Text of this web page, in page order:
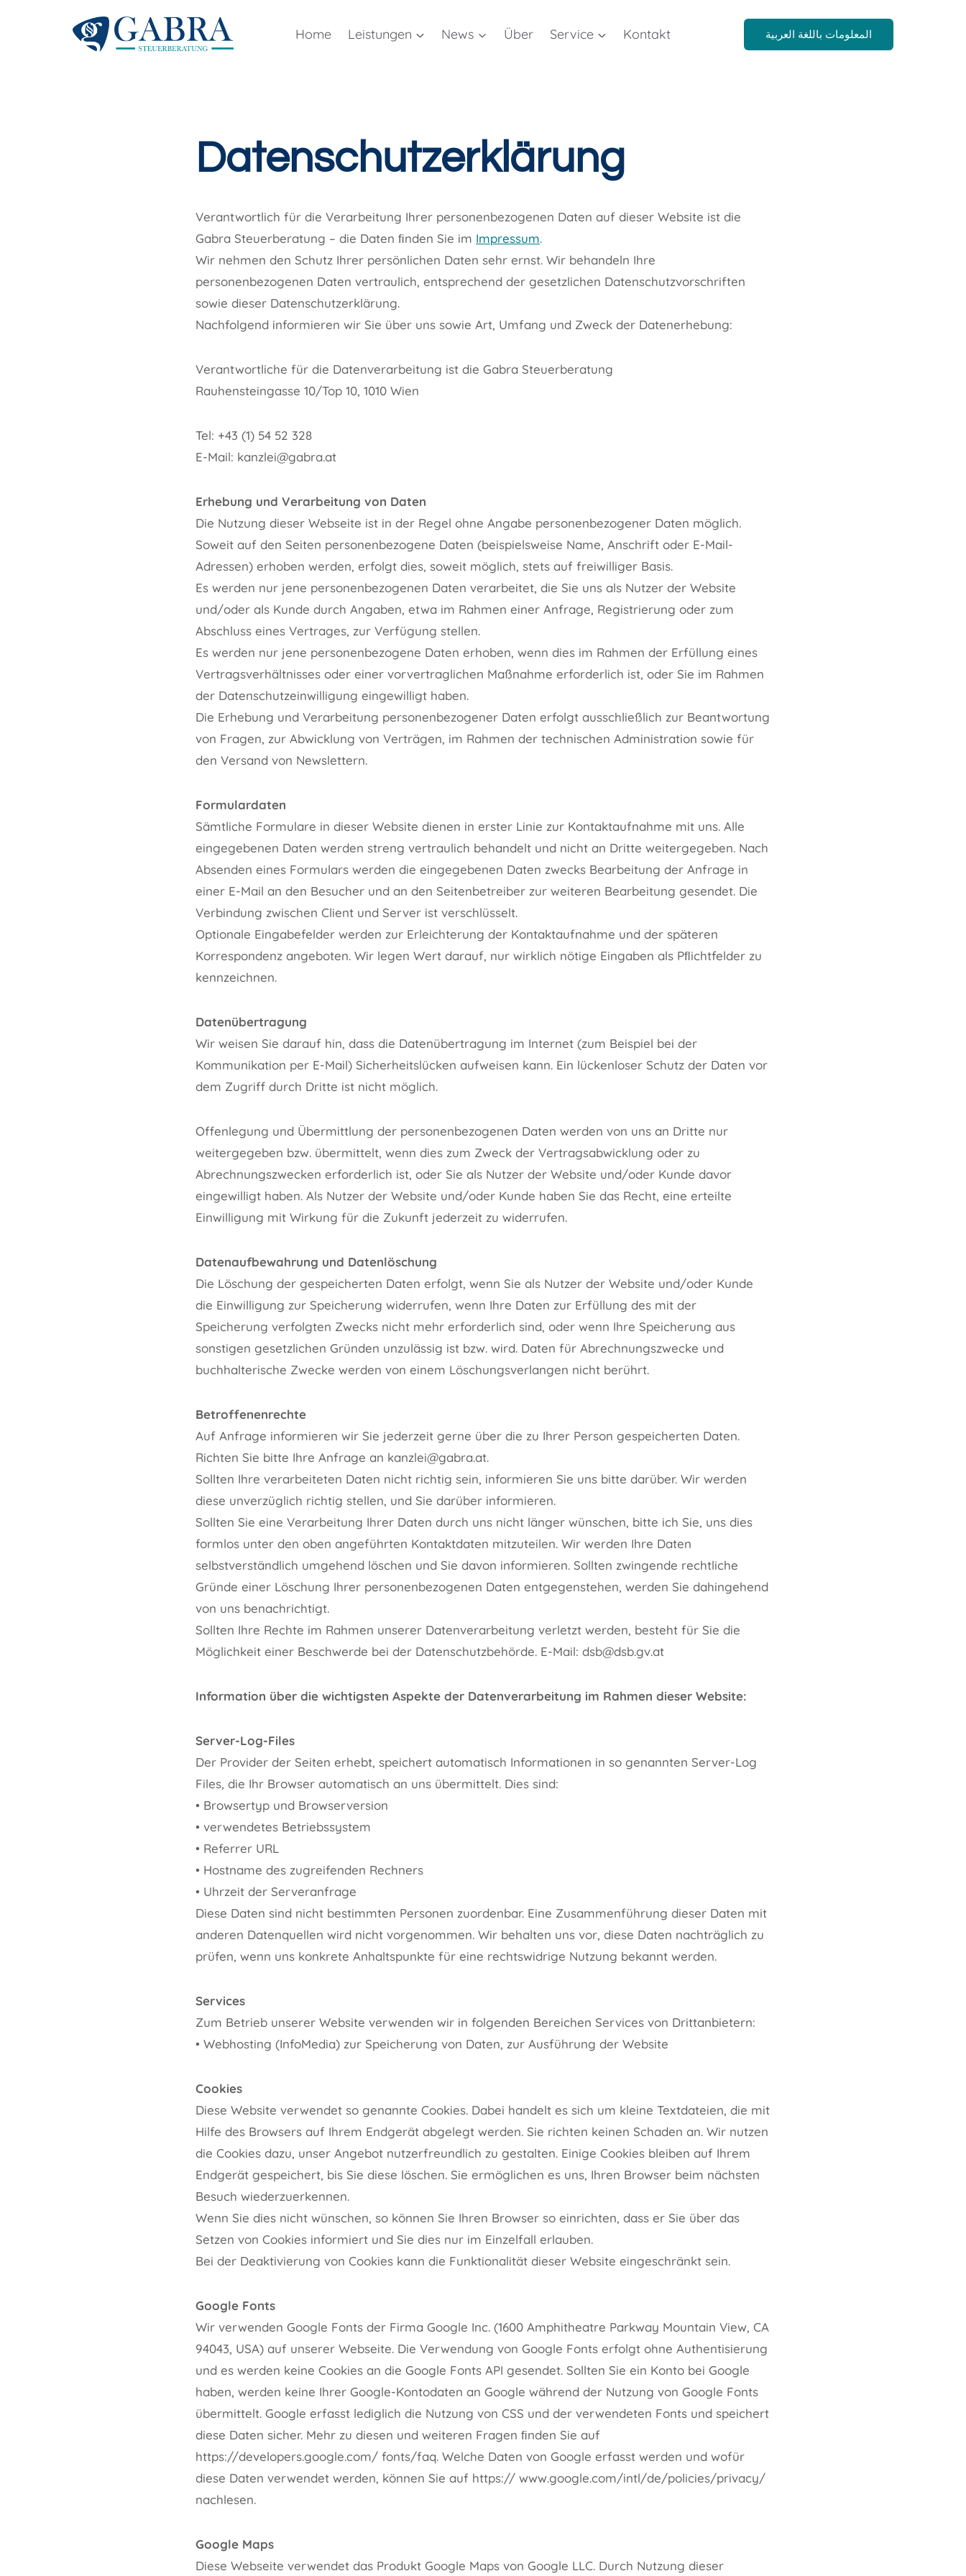
Home Leistungen News Über Service Kontakt المعلومات باللغة العربية
Datenschutzerklärung
Verantwortlich für die Verarbeitung Ihrer personenbezogenen Daten auf dieser Website ist die
Gabra Steuerberatung – die Daten ﬁnden Sie im Impressum.
Wir nehmen den Schutz Ihrer persönlichen Daten sehr ernst. Wir behandeln Ihre
personenbezogenen Daten vertraulich, entsprechend der gesetzlichen Datenschutzvorschriften
sowie dieser Datenschutzerklärung.
Nachfolgend informieren wir Sie über uns sowie Art, Umfang und Zweck der Datenerhebung:
Verantwortliche für die Datenverarbeitung ist die Gabra Steuerberatung
Rauhensteingasse 10/Top 10, 1010 Wien
Tel: +43 (1) 54 52 328
E-Mail: kanzlei@gabra.at
Erhebung und Verarbeitung von Daten
Die Nutzung dieser Webseite ist in der Regel ohne Angabe personenbezogener Daten möglich.
Soweit auf den Seiten personenbezogene Daten (beispielsweise Name, Anschrift oder E-Mail-
Adressen) erhoben werden, erfolgt dies, soweit möglich, stets auf freiwilliger Basis.
Es werden nur jene personenbezogenen Daten verarbeitet, die Sie uns als Nutzer der Website
und/oder als Kunde durch Angaben, etwa im Rahmen einer Anfrage, Registrierung oder zum
Abschluss eines Vertrages, zur Verfügung stellen.
Es werden nur jene personenbezogene Daten erhoben, wenn dies im Rahmen der Erfüllung eines
Vertragsverhältnisses oder einer vorvertraglichen Maßnahme erforderlich ist, oder Sie im Rahmen
der Datenschutzeinwilligung eingewilligt haben.
Die Erhebung und Verarbeitung personenbezogener Daten erfolgt ausschließlich zur Beantwortung
von Fragen, zur Abwicklung von Verträgen, im Rahmen der technischen Administration sowie für
den Versand von Newslettern.
Formulardaten
Sämtliche Formulare in dieser Website dienen in erster Linie zur Kontaktaufnahme mit uns. Alle
eingegebenen Daten werden streng vertraulich behandelt und nicht an Dritte weitergegeben. Nach
Absenden eines Formulars werden die eingegebenen Daten zwecks Bearbeitung der Anfrage in
einer E-Mail an den Besucher und an den Seitenbetreiber zur weiteren Bearbeitung gesendet. Die
Verbindung zwischen Client und Server ist verschlüsselt.
Optionale Eingabefelder werden zur Erleichterung der Kontaktaufnahme und der späteren
Korrespondenz angeboten. Wir legen Wert darauf, nur wirklich nötige Eingaben als Pﬂichtfelder zu
kennzeichnen.
Datenübertragung
Wir weisen Sie darauf hin, dass die Datenübertragung im Internet (zum Beispiel bei der
Kommunikation per E-Mail) Sicherheitslücken aufweisen kann. Ein lückenloser Schutz der Daten vor
dem Zugriff durch Dritte ist nicht möglich.
Offenlegung und Übermittlung der personenbezogenen Daten werden von uns an Dritte nur
weitergegeben bzw. übermittelt, wenn dies zum Zweck der Vertragsabwicklung oder zu
Abrechnungszwecken erforderlich ist, oder Sie als Nutzer der Website und/oder Kunde davor
eingewilligt haben. Als Nutzer der Website und/oder Kunde haben Sie das Recht, eine erteilte
Einwilligung mit Wirkung für die Zukunft jederzeit zu widerrufen.
Datenaufbewahrung und Datenlöschung
Die Löschung der gespeicherten Daten erfolgt, wenn Sie als Nutzer der Website und/oder Kunde
die Einwilligung zur Speicherung widerrufen, wenn Ihre Daten zur Erfüllung des mit der
Speicherung verfolgten Zwecks nicht mehr erforderlich sind, oder wenn Ihre Speicherung aus
sonstigen gesetzlichen Gründen unzulässig ist bzw. wird. Daten für Abrechnungszwecke und
buchhalterische Zwecke werden von einem Löschungsverlangen nicht berührt.
Betroffenenrechte
Auf Anfrage informieren wir Sie jederzeit gerne über die zu Ihrer Person gespeicherten Daten.
Richten Sie bitte Ihre Anfrage an kanzlei@gabra.at.
Sollten Ihre verarbeiteten Daten nicht richtig sein, informieren Sie uns bitte darüber. Wir werden
diese unverzüglich richtig stellen, und Sie darüber informieren.
Sollten Sie eine Verarbeitung Ihrer Daten durch uns nicht länger wünschen, bitte ich Sie, uns dies
formlos unter den oben angeführten Kontaktdaten mitzuteilen. Wir werden Ihre Daten
selbstverständlich umgehend löschen und Sie davon informieren. Sollten zwingende rechtliche
Gründe einer Löschung Ihrer personenbezogenen Daten entgegenstehen, werden Sie dahingehend
von uns benachrichtigt.
Sollten Ihre Rechte im Rahmen unserer Datenverarbeitung verletzt werden, besteht für Sie die
Möglichkeit einer Beschwerde bei der Datenschutzbehörde. E-Mail: dsb@dsb.gv.at
Information über die wichtigsten Aspekte der Datenverarbeitung im Rahmen dieser Website:
Server-Log-Files
Der Provider der Seiten erhebt, speichert automatisch Informationen in so genannten Server-Log
Files, die Ihr Browser automatisch an uns übermittelt. Dies sind:
• Browsertyp und Browserversion
• verwendetes Betriebssystem
• Referrer URL
• Hostname des zugreifenden Rechners
• Uhrzeit der Serveranfrage
Diese Daten sind nicht bestimmten Personen zuordenbar. Eine Zusammenführung dieser Daten mit
anderen Datenquellen wird nicht vorgenommen. Wir behalten uns vor, diese Daten nachträglich zu
prüfen, wenn uns konkrete Anhaltspunkte für eine rechtswidrige Nutzung bekannt werden.
Services
Zum Betrieb unserer Website verwenden wir in folgenden Bereichen Services von Drittanbietern:
• Webhosting (InfoMedia) zur Speicherung von Daten, zur Ausführung der Website
Cookies
Diese Website verwendet so genannte Cookies. Dabei handelt es sich um kleine Textdateien, die mit
Hilfe des Browsers auf Ihrem Endgerät abgelegt werden. Sie richten keinen Schaden an. Wir nutzen
die Cookies dazu, unser Angebot nutzerfreundlich zu gestalten. Einige Cookies bleiben auf Ihrem
Endgerät gespeichert, bis Sie diese löschen. Sie ermöglichen es uns, Ihren Browser beim nächsten
Besuch wiederzuerkennen.
Wenn Sie dies nicht wünschen, so können Sie Ihren Browser so einrichten, dass er Sie über das
Setzen von Cookies informiert und Sie dies nur im Einzelfall erlauben.
Bei der Deaktivierung von Cookies kann die Funktionalität dieser Website eingeschränkt sein.
Google Fonts
Wir verwenden Google Fonts der Firma Google Inc. (1600 Amphitheatre Parkway Mountain View, CA
94043, USA) auf unserer Webseite. Die Verwendung von Google Fonts erfolgt ohne Authentisierung
und es werden keine Cookies an die Google Fonts API gesendet. Sollten Sie ein Konto bei Google
haben, werden keine Ihrer Google-Kontodaten an Google während der Nutzung von Google Fonts
übermittelt. Google erfasst lediglich die Nutzung von CSS und der verwendeten Fonts und speichert
diese Daten sicher. Mehr zu diesen und weiteren Fragen ﬁnden Sie auf
https://developers.google.com/ fonts/faq. Welche Daten von Google erfasst werden und wofür
diese Daten verwendet werden, können Sie auf https:// www.google.com/intl/de/policies/privacy/
nachlesen.
Google Maps
Diese Webseite verwendet das Produkt Google Maps von Google LLC. Durch Nutzung dieser